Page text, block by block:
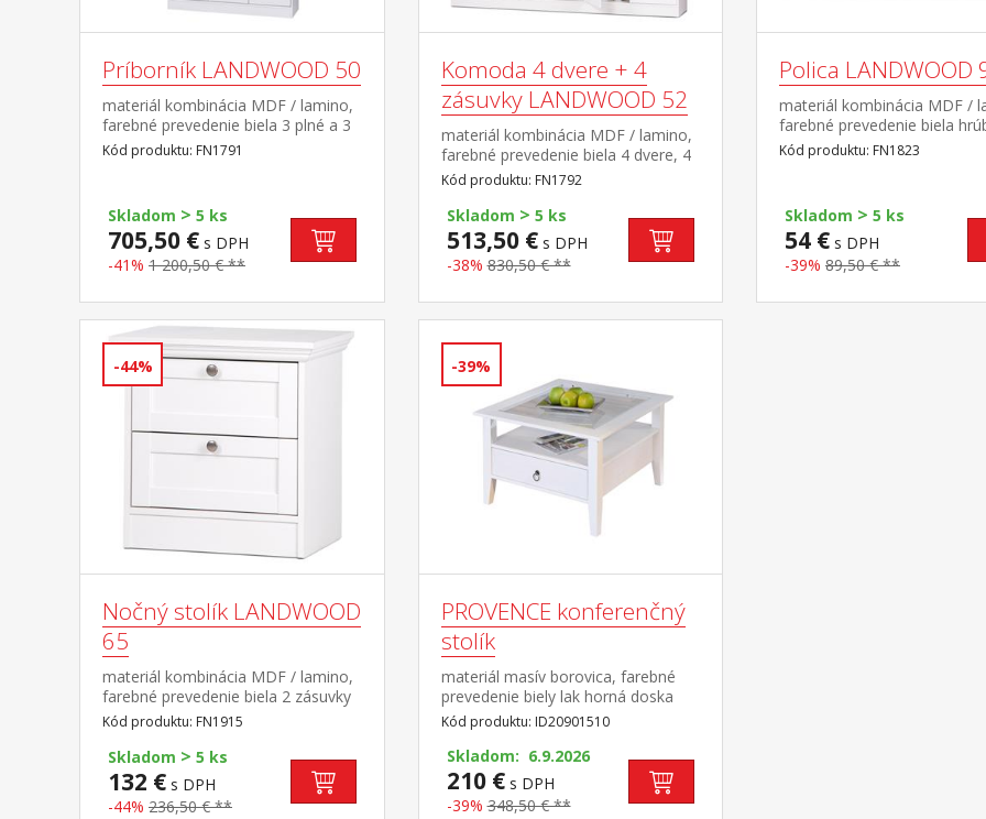
Príborník LANDWOOD 50
materiál kombinácia MDF / lamino,
farebné prevedenie biela 3 plné a 3
presklené dvierka, 3 zásuvky, 3 niky
súčasť zostavy Landwood
Kód produktu: FN1791
Skladom > 5 ks
705,50 € s DPH
-41% 1 200,50 € **
Komoda 4 dvere + 4
zásuvky LANDWOOD 52
materiál kombinácia MDF / lamino,
farebné prevedenie biela 4 dvere, 4
široké police, 4 zásuvky s kovovými
pojazdmi, úchytky starožitného
vzhľadu súčasť zostavy Landwood
Kód produktu: FN1792
Skladom > 5 ks
513,50 €s DPH
-38% 830,50 € **
Polica LANDWOOD
materiál kombinácia MDF /
farebné prevedenie biela
dosky 38 mm, odporúčaná
do 12 kg súčasť zostavy
Kód produktu: FN1823
Skladom > 5 ks
54 € s DPH
-39% 89,50 € **
-44%
Nočný stolík LANDWOOD
65
materiál kombinácia MDF / lamino,
farebné prevedenie biela 2 zásuvky
s kovovými pojazdmi, úchytky
starožitného vzhľadu súčasť
zostavy Landwood
Kód produktu: FN1915
Skladom > 5 ks
132 € s DPH
-44% 236,50 € **
-39%
PROVENCE konferenčný
stolík
materiál masív borovica, farebné
prevedenie biely lak horná doska
tvrdené sklo, 1 zásuvka, kovové
úchytky súčasť zostavy Provence
Kód produktu: ID20901510
Skladom: 6.9.2026
210 €s DPH
-39% 348,50 € **